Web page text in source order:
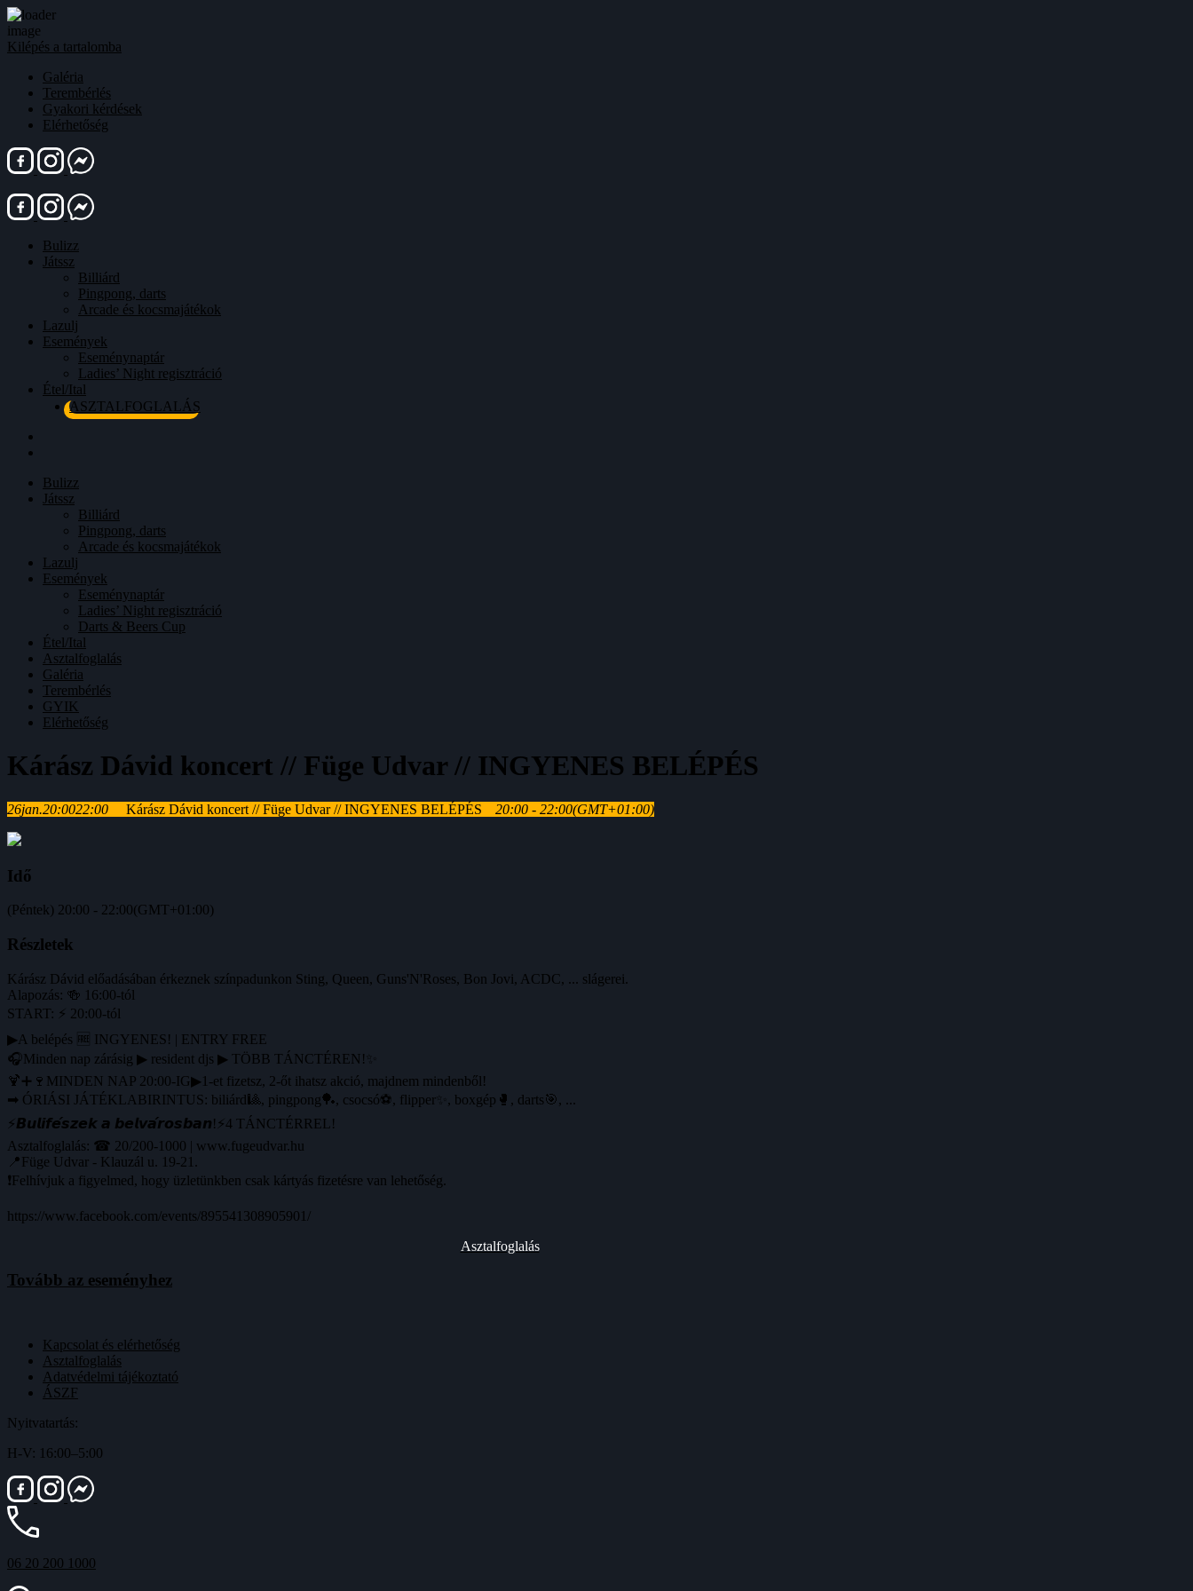
Kilépés a tartalomba
Galéria
Terembérlés
Gyakori kérdések
Elérhetőség
Bulizz
Játssz
Billiárd
Pingpong, darts
Arcade és kocsmajátékok
Lazulj
Események
Eseménynaptár
Ladies’ Night regisztráció
Étel/Ital
ASZTALFOGLALÁS
Bulizz
Játssz
Billiárd
Pingpong, darts
Arcade és kocsmajátékok
Lazulj
Események
Eseménynaptár
Ladies’ Night regisztráció
Darts & Beers Cup
Étel/Ital
Asztalfoglalás
Galéria
Terembérlés
GYIK
Elérhetőség
Kárász Dávid koncert // Füge Udvar // INGYENES BELÉPÉS
26jan.20:0022:00 Kárász Dávid koncert // Füge Udvar // INGYENES BELÉPÉS 20:00 - 22:00(GMT+01:00)
Idő
(Péntek) 20:00 - 22:00(GMT+01:00)
Részletek
Kárász Dávid előadásában érkeznek színpadunkon Sting, Queen, Guns'N'Roses, Bon Jovi, ACDC, ... slágerei.
Alapozás: 🍻 16:00-tól
START: ⚡ 20:00-tól
▶A belépés 🆓 INGYENES! | ENTRY FREE
🎧Minden nap zárásig ▶ resident djs ▶ TÖBB TÁNCTÉREN!✨
🍹➕🍷MINDEN NAP 20:00-IG▶1-et fizetsz, 2-őt ihatsz akció, majdnem mindenből!
➡ ÓRIÁSI JÁTÉKLABIRINTUS: biliárd🎱, pingpong🏓, csocsó⚽️, flipper✨, boxgép🥊, darts🎯, ...
⚡️𝘽𝙪𝙡𝙞𝙛𝙚́𝙨𝙯𝙚𝙠 𝙖 𝙗𝙚𝙡𝙫𝙖́𝙧𝙤𝙨𝙗𝙖𝙣!⚡️4 TÁNCTÉRREL!
Asztalfoglalás: ☎ 20/200-1000 | www.fugeudvar.hu
📍Füge Udvar - Klauzál u. 19-21.
❗️Felhívjuk a figyelmed, hogy üzletünkben csak kártyás fizetésre van lehetőség.
https://www.facebook.com/events/895541308905901/
Asztalfoglalás
Tovább az eseményhez
Kapcsolat és elérhetőség
Asztalfoglalás
Adatvédelmi tájékoztató
ÁSZF
Nyitvatartás:
H-V: 16:00–5:00
06 20 200 1000